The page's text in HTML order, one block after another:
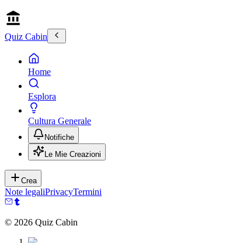
Quiz Cabin
Home
Esplora
Cultura Generale
Notifiche
Le Mie Creazioni
Crea
Note legaliPrivacyTermini
© 2026 Quiz Cabin